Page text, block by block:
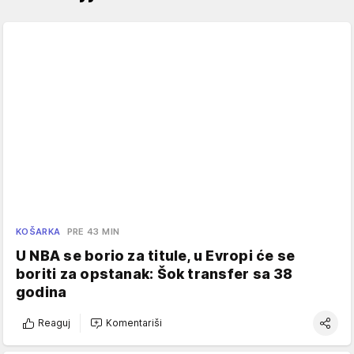
KOŠARKA PRE 43 MIN
U NBA se borio za titule, u Evropi će se
boriti za opstanak: Šok transfer sa 38
godina
Reaguj Komentariši